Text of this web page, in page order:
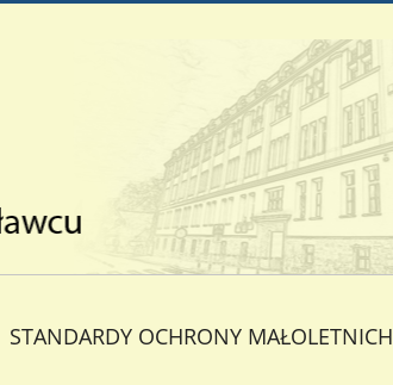
STANDARDY OCHRONY MAŁOLETNICH